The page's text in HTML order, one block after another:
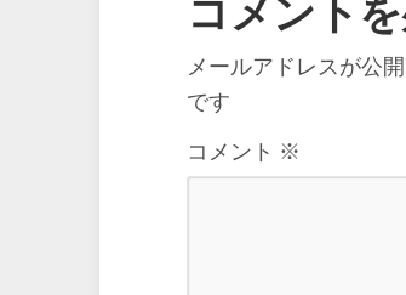
コメント
メールアドレスが公
です
コメント ※